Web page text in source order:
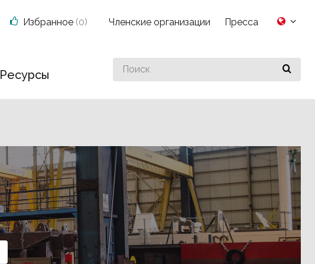
Ресурсы
Search
for
Избранное (0) Членские организации Пресса